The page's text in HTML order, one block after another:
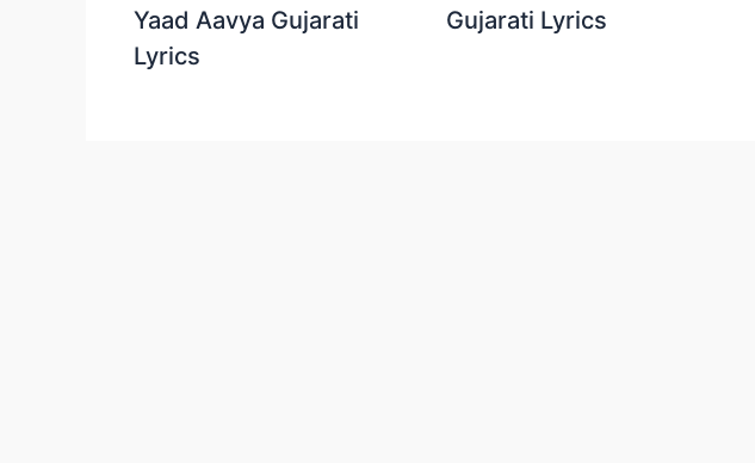
Yaad Aavya Gujarati
Lyrics
Gujarati Lyrics